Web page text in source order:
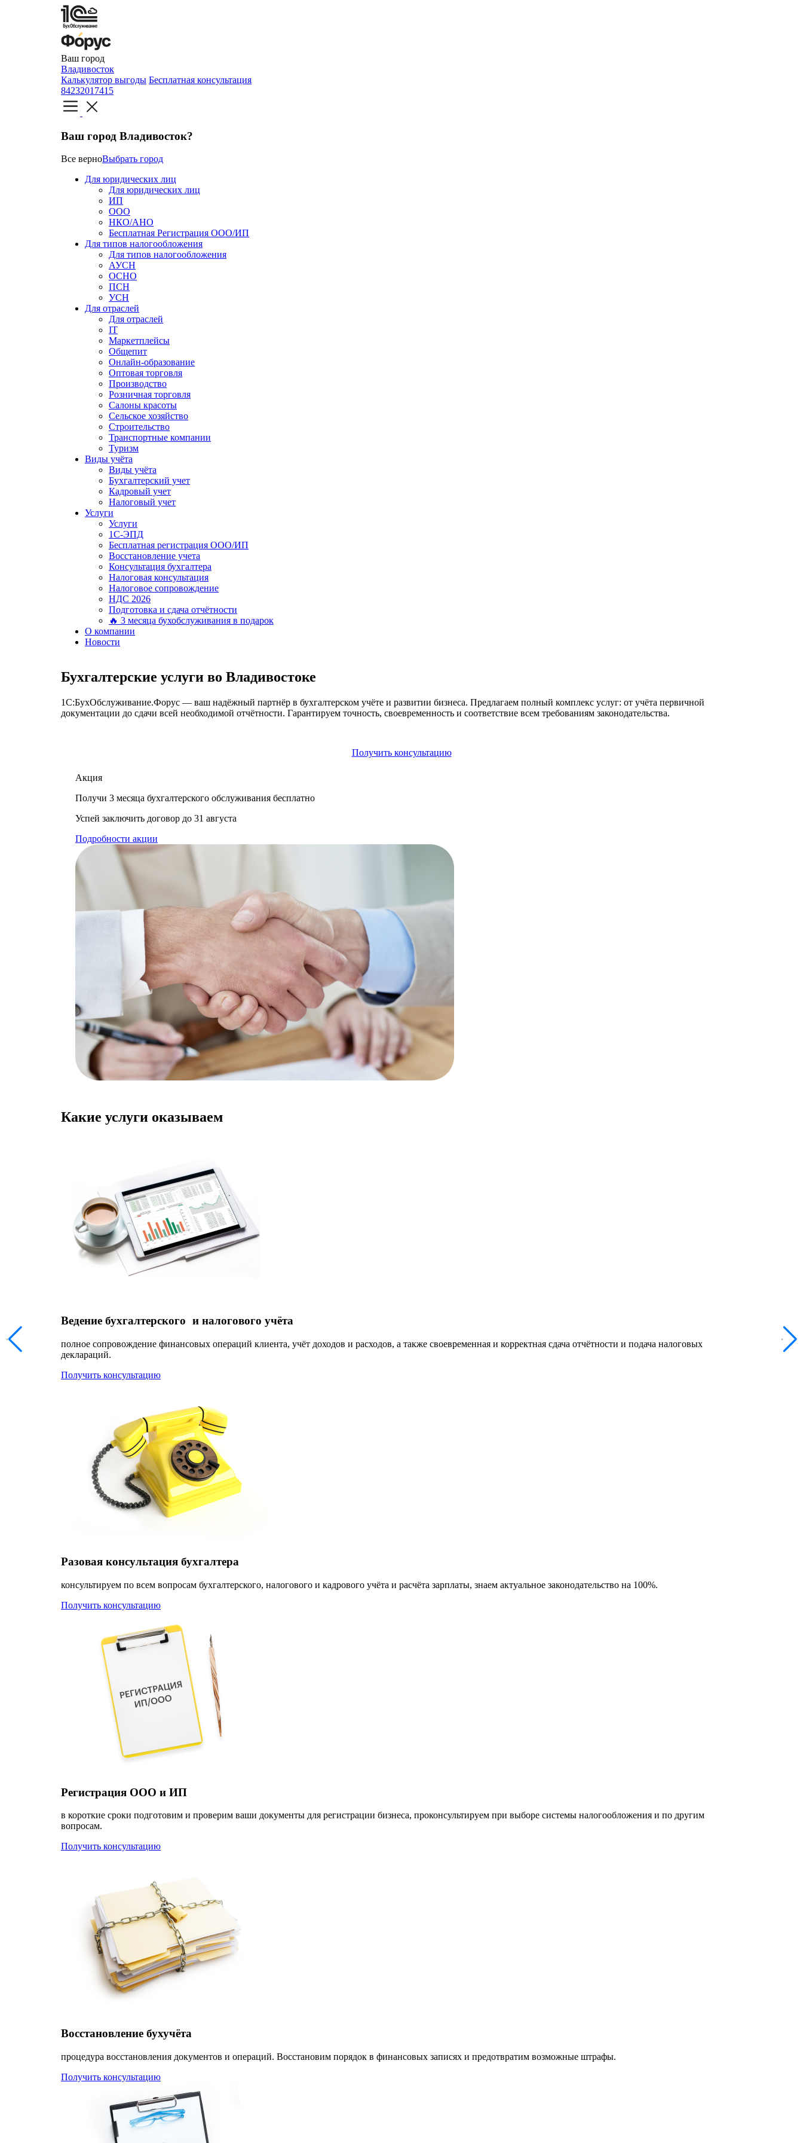
Ваш город
Владивосток
Калькулятор выгоды Бесплатная консультация
84232017415
Ваш город Владивосток?
Все верноВыбрать город
Для юридических лиц
Для юридических лиц
ИП
ООО
НКО/АНО
Бесплатная Регистрация ООО/ИП
Для типов налогообложения
Для типов налогообложения
АУСН
ОСНО
ПСН
УСН
Для отраслей
Для отраслей
IT
Маркетплейсы
Общепит
Онлайн-образование
Оптовая торговля
Производство
Розничная торговля
Салоны красоты
Сельское хозяйство
Строительство
Транспортные компании
Туризм
Виды учёта
Виды учёта
Бухгалтерский учет
Кадровый учет
Налоговый учет
Услуги
Услуги
1С-ЭПД
Бесплатная регистрация ООО/ИП
Восстановление учета
Консультация бухгалтера
Налоговая консультация
Налоговое сопровождение
НДС 2026
Подготовка и сдача отчётности
🔥 3 месяца бухобслуживания в подарок
О компании
Новости
Бухгалтерские услуги во Владивостоке
1С:БухОбслуживание.Форус — ваш надёжный партнёр в бухгалтерском учёте и развитии бизнеса. Предлагаем полный комплекс услуг: от учёта первичной
документации до сдачи всей необходимой отчётности. Гарантируем точность, своевременность и соответствие всем требованиям законодательства.
Получить консультацию
Акция
Получи 3 месяца бухгалтерского обслуживания бесплатно
Успей заключить договор до 31 августа
Подробности акции
Какие услуги оказываем
Ведение бухгалтерского и налогового учёта
полное сопровождение финансовых операций клиента, учёт доходов и расходов, а также своевременная и корректная сдача отчётности и подача налоговых
деклараций.
Получить консультацию
Разовая консультация бухгалтера
консультируем по всем вопросам бухгалтерского, налогового и кадрового учёта и расчёта зарплаты, знаем актуальное законодательство на 100%.
Получить консультацию
Регистрация ООО и ИП
в короткие сроки подготовим и проверим ваши документы для регистрации бизнеса, проконсультируем при выборе системы налогообложения и по другим
вопросам.
Получить консультацию
Восстановление бухучёта
процедура восстановления документов и операций. Восстановим порядок в финансовых записях и предотвратим возможные штрафы.
Получить консультацию